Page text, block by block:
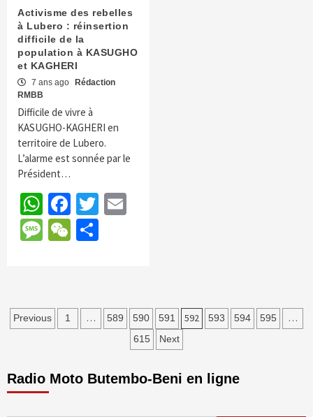
Activisme des rebelles
à Lubero : réinsertion
difficile de la
population à KASUGHO
et KAGHERI
7 ans ago
Rédaction
RMBB
Difficile de vivre à
KASUGHO-KAGHERI en
territoire de Lubero.
L’alarme est sonnée par le
Président…
WhatsApp
Facebook
Twitter
Message
WeChat
Pagination
Previous 1 … 589 590 591 592 593 594 595 …
615 Next
Radio Moto Butembo-Beni en ligne